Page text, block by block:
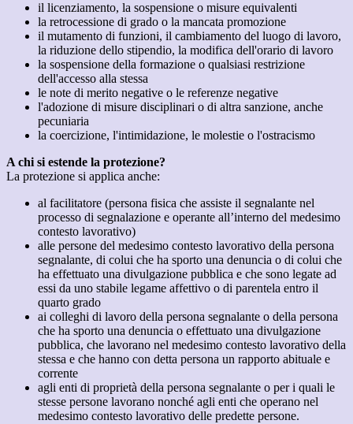
il licenziamento, la sospensione o misure equivalenti
la retrocessione di grado o la mancata promozione
il mutamento di funzioni, il cambiamento del luogo di lavoro,
la riduzione dello stipendio, la modifica dell'orario di lavoro
la sospensione della formazione o qualsiasi restrizione
dell'accesso alla stessa
le note di merito negative o le referenze negative
l'adozione di misure disciplinari o di altra sanzione, anche
pecuniaria
la coercizione, l'intimidazione, le molestie o l'ostracismo
A chi si estende la protezione?
La protezione si applica anche:
al facilitatore (persona fisica che assiste il segnalante nel
processo di segnalazione e operante all’interno del medesimo
contesto lavorativo)
alle persone del medesimo contesto lavorativo della persona
segnalante, di colui che ha sporto una denuncia o di colui che
ha effettuato una divulgazione pubblica e che sono legate ad
essi da uno stabile legame affettivo o di parentela entro il
quarto grado
ai colleghi di lavoro della persona segnalante o della persona
che ha sporto una denuncia o effettuato una divulgazione
pubblica, che lavorano nel medesimo contesto lavorativo della
stessa e che hanno con detta persona un rapporto abituale e
corrente
agli enti di proprietà della persona segnalante o per i quali le
stesse persone lavorano nonché agli enti che operano nel
medesimo contesto lavorativo delle predette persone.